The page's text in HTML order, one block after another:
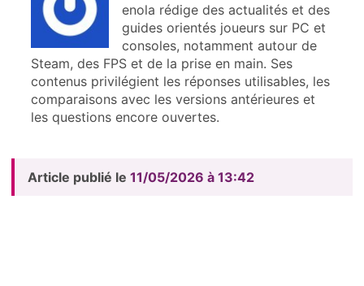
enola rédige des actualités et des
guides orientés joueurs sur PC et
consoles, notamment autour de
Steam, des FPS et de la prise en main. Ses
contenus privilégient les réponses utilisables, les
comparaisons avec les versions antérieures et
les questions encore ouvertes.
Article publié le 11/05/2026 à 13:42